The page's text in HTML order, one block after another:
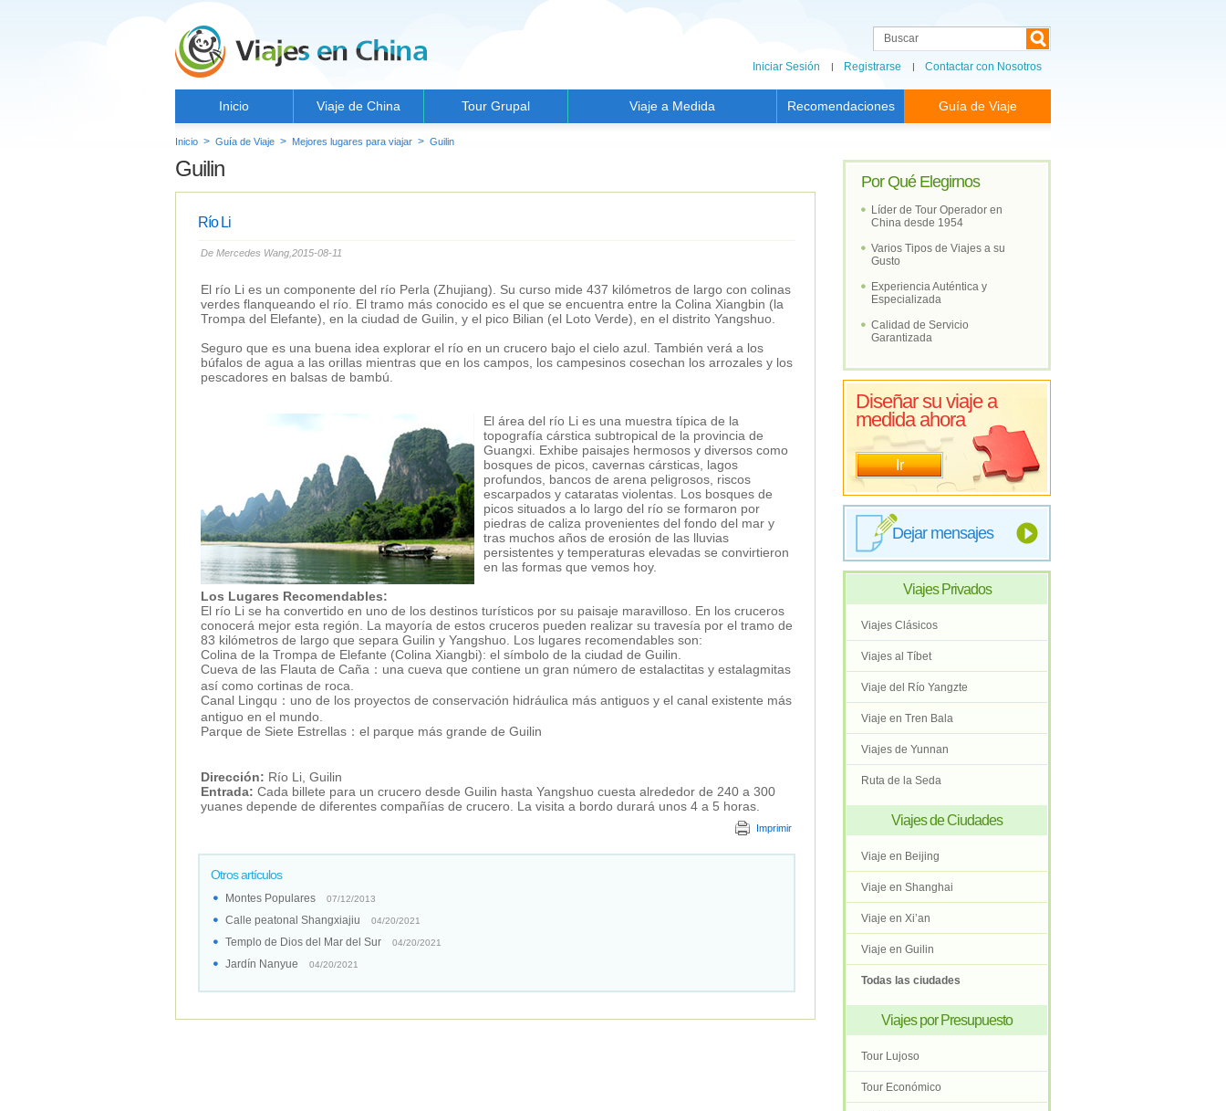
Iniciar Sesión Registrarse Contactar con Nosotros
Inicio Viaje de China Tour Grupal Viaje a Medida Recomendaciones Guía de Viaje
Inicio > Guía de Viaje > Mejores lugares para viajar > Guilin
Por Qué Elegirnos
Líder de Tour Operador en
China desde 1954
Varios Tipos de Viajes a su
Gusto
Experiencia Auténtica y
Especializada
Calidad de Servicio
Garantizada
Diseñar su viaje a
medida ahora
Ir
Dejar mensajes
Viajes Privados
Viajes Clásicos
Viajes al Tíbet
Viaje del Río Yangzte
Viaje en Tren Bala
Viajes de Yunnan
Ruta de la Seda
Viajes de Ciudades
Viaje en Beijing
Viaje en Shanghai
Viaje en Xi’an
Viaje en Guilin
Todas las ciudades
Viajes por Presupuesto
Tour Lujoso
Tour Económico
Guilin
Río Li
De Mercedes Wang,2015-08-11
El río Li es un componente del río Perla (Zhujiang). Su curso mide 437 kilómetros de largo con colinas
verdes flanqueando el río. El tramo más conocido es el que se encuentra entre la Colina Xiangbin (la
Trompa del Elefante), en la ciudad de Guilin, y el pico Bilian (el Loto Verde), en el distrito Yangshuo.
Seguro que es una buena idea explorar el río en un crucero bajo el cielo azul. También verá a los
búfalos de agua a las orillas mientras que en los campos, los campesinos cosechan los arrozales y los
pescadores en balsas de bambú.
El área del río Li es una muestra típica de la
topografía cárstica subtropical de la provincia de
Guangxi. Exhibe paisajes hermosos y diversos como
bosques de picos, cavernas cársticas, lagos
profundos, bancos de arena peligrosos, riscos
escarpados y cataratas violentas. Los bosques de
picos situados a lo largo del río se formaron por
piedras de caliza provenientes del fondo del mar y
tras muchos años de erosión de las lluvias
persistentes y temperaturas elevadas se convirtieron
en las formas que vemos hoy.
Los Lugares Recomendables:
El río Li se ha convertido en uno de los destinos turísticos por su paisaje maravilloso. En los cruceros
conocerá mejor esta región. La mayoría de estos cruceros pueden realizar su travesía por el tramo de
83 kilómetros de largo que separa Guilin y Yangshuo. Los lugares recomendables son:
Colina de la Trompa de Elefante (Colina Xiangbi): el símbolo de la ciudad de Guilin.
Cueva de las Flauta de Caña：una cueva que contiene un gran número de estalactitas y estalagmitas
así como cortinas de roca.
Canal Lingqu：uno de los proyectos de conservación hidráulica más antiguos y el canal existente más
antiguo en el mundo.
Parque de Siete Estrellas：el parque más grande de Guilin
Dirección: Río Li, Guilin
Entrada: Cada billete para un crucero desde Guilin hasta Yangshuo cuesta alrededor de 240 a 300
yuanes depende de diferentes compañías de crucero. La visita a bordo durará unos 4 a 5 horas.
Imprimir
Otros artículos
Montes Populares 07/12/2013
Calle peatonal Shangxiajiu 04/20/2021
Templo de Dios del Mar del Sur 04/20/2021
Jardín Nanyue 04/20/2021